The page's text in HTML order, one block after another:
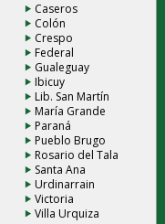
Caseros
Colón
Crespo
Federal
Gualeguay
Ibicuy
Lib. San Martín
María Grande
Paraná
Pueblo Brugo
Rosario del Tala
Santa Ana
Urdinarrain
Victoria
Villa Urquiza